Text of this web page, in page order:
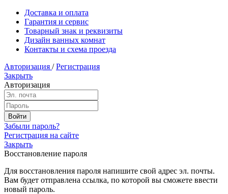
Доставка и оплата
Гарантия и сервис
Товарный знак и реквизиты
Дизайн ванных комнат
Контакты и схема проезда
Авторизация / Регистрация
Закрыть
Авторизация
Забыли пароль?
Регистрация на сайте
Закрыть
Восстановление пароля
Для восстановления пароля напишите свой адрес эл. почты.
Вам будет отправлена ссылка, по которой вы сможете ввести
новый пароль.